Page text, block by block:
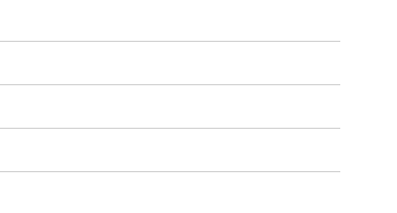
permite să
răsucire
timp
de
cu